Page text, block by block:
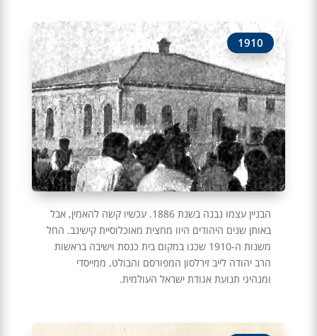
1910
הבניין עצמו נבנה בשנת 1886. עכשיו קשה להאמין, אבל
באותן שנים היהודים היוו מחצית מאוכלוסיית קישינב. החל
משנות ה-1910 שכנו במקום בית כנסת וישיבה בראשות
הרב יהודה לייב זירלסון המפורסם והבולט, ממייסדי
ומנהיגי תנועת אגודת ישראל העולמית.